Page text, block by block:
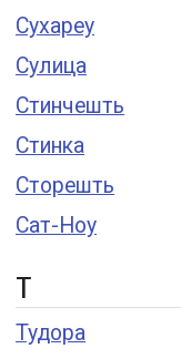
Сухареу
Сулица
Стинчешть
Стинка
Сторешть
Сат-Ноу
Т
Тудора